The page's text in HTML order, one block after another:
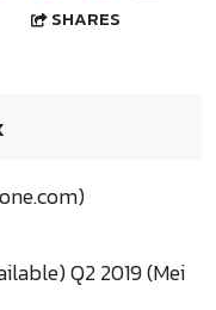
SHARES
Q2 2019 (Mei